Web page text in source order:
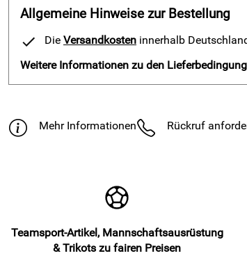
Allgemeine Hinweise zur Bestellung
Die Versandkosten innerhalb
Weitere Informationen zu den
Mehr Informationen Rückruf
Teamsport-Artikel, Mannschaftsausrüstung
& Trikots zu fairen Preisen